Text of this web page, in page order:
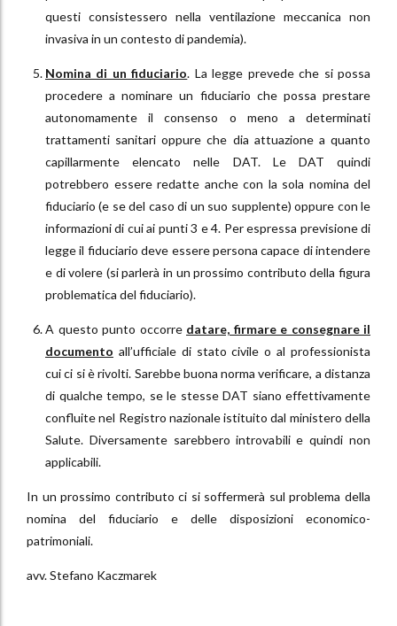
questi consistessero nella ventilazione meccanica non
invasiva in un contesto di pandemia).
Nomina di un fiduciario. La legge prevede che si possa
procedere a nominare un fiduciario che possa prestare
autonomamente il consenso o meno a determinati
trattamenti sanitari oppure che dia attuazione a quanto
capillarmente elencato nelle DAT. Le DAT quindi
potrebbero essere redatte anche con la sola nomina del
fiduciario (e se del caso di un suo supplente) oppure con le
informazioni di cui ai punti 3 e 4. Per espressa previsione di
legge il fiduciario deve essere persona capace di intendere
e di volere (si parlerà in un prossimo contributo della figura
problematica del fiduciario).
A questo punto occorre datare, firmare e consegnare il
documento all’ufficiale di stato civile o al professionista
cui ci si è rivolti. Sarebbe buona norma verificare, a distanza
di qualche tempo, se le stesse DAT siano effettivamente
confluite nel Registro nazionale istituito dal ministero della
Salute. Diversamente sarebbero introvabili e quindi non
applicabili.
In un prossimo contributo ci si soffermerà sul problema della
nomina del fiduciario e delle disposizioni economico-
patrimoniali.
avv. Stefano Kaczmarek